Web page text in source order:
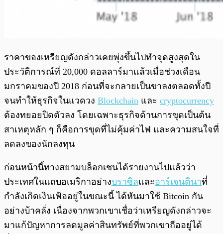
ราคาของเหรียญดังกล่าวเคยพุ่งขึ้นไปทำจุดสูงสุดใน
ประวัติการณ์ที่ 20,000 ดอลลาร์มาแล้วเมื่อช่วงเดือน
มกราคมของปี 2018 ก่อนที่จะกลายเป็นขาลงตลอดทั้งปี
จนทำให้ธุรกิจในแวดวง Blockchain และ cryptocurrency
ต้องทยอยปิดตัวลง โดยเฉพาะธุรกิจด้านการขุดเป็นต้น
สาเหตุหลัก ๆ ก็คือการขุดที่ไม่คุ้มค่าไฟ และความสนใจที่
ลดลงของนักลงทุน
ก่อนหน้านี้ทางสยามบล็อกเชนได้รายงานไปแล้วว่า
ประเทศในแถบอเมริกาอย่างบราซิลและอาร์เจนตินาที่
กำลังเกิดเงินเฟ้ออยู่ในขณะนี้ ได้หันมาใช้ Bitcoin กัน
อย่างบ้าคลั่ง เนื่องจากพวกเขาเชื่อว่าเหรียญดังกล่าวจะ
มาแก้ปัญหาการลดมูลค่าสินทรัพย์ที่พวกเขาถืออยู่ได้